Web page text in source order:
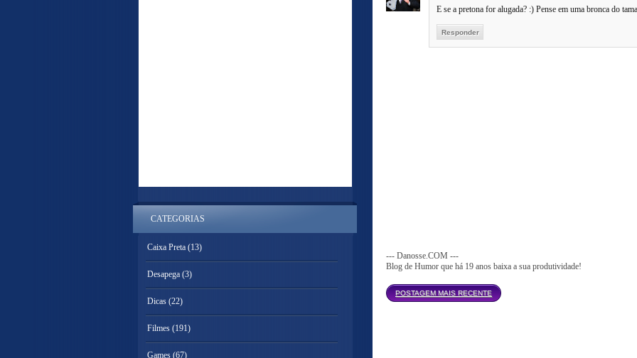
E se a pretona for alugada? :) Pense em uma bronca do
Responder
--- Danosse.COM ---
Blog de Humor que há 19 anos baixa a sua produtividade!
POSTAGEM MAIS RECENTE
CATEGORIAS
Caixa Preta (13)
Desapega (3)
Dicas (22)
Filmes (191)
Games (67)